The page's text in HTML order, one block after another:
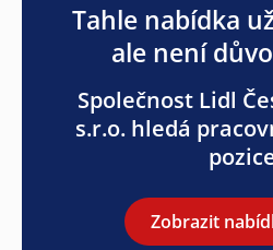
Tahle nabídka
ale není
Společnost Lidl
s.r.o. hledá
Zobrazit